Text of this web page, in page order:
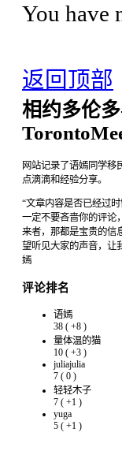
You have
返回顶部
相约多伦
网站记录了语嫣同学移
点滴滴和经验分享。
“文章内容是否已经过
一定不要吝啬你的评论
来者，那都是宝贵的信
望听见大家的声音，让
嫣
评论排名
语嫣
38 ( +8 )
量体温的猫
10 ( +3 )
juliajulia
7 ( 0 )
轻轻木子
7 ( +1 )
yuga
5 ( +1 )